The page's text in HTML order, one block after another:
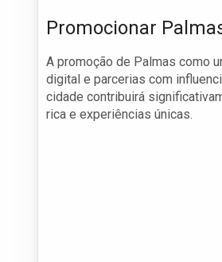
Promocionar
A promoção de Palmas como
digital e parcerias com
cidade contribuirá
rica e experiências únicas.